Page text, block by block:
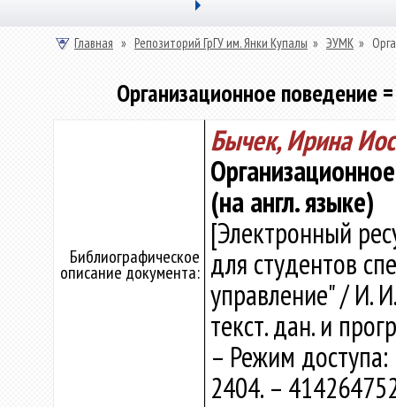
Главная » Репозиторий ГрГУ им. Янки Купалы » ЭУМК »
Организационное поведение
Библиографическое
описание документа:
Бычек, Ирина
(на англ. языке)
[Электронный
для студентов
управление" / И.
текст. дан. и
– Режим
2404. –